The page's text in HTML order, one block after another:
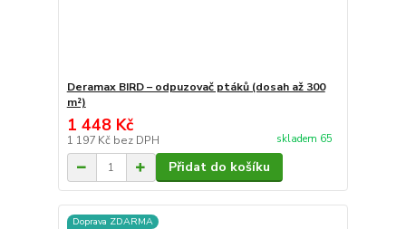
Deramax BIRD – odpuzovač ptáků (dosah až 300
m²)
1 448 Kč
1 197 Kč bez DPH skladem 65
Přidat do košíku
Doprava ZDARMA